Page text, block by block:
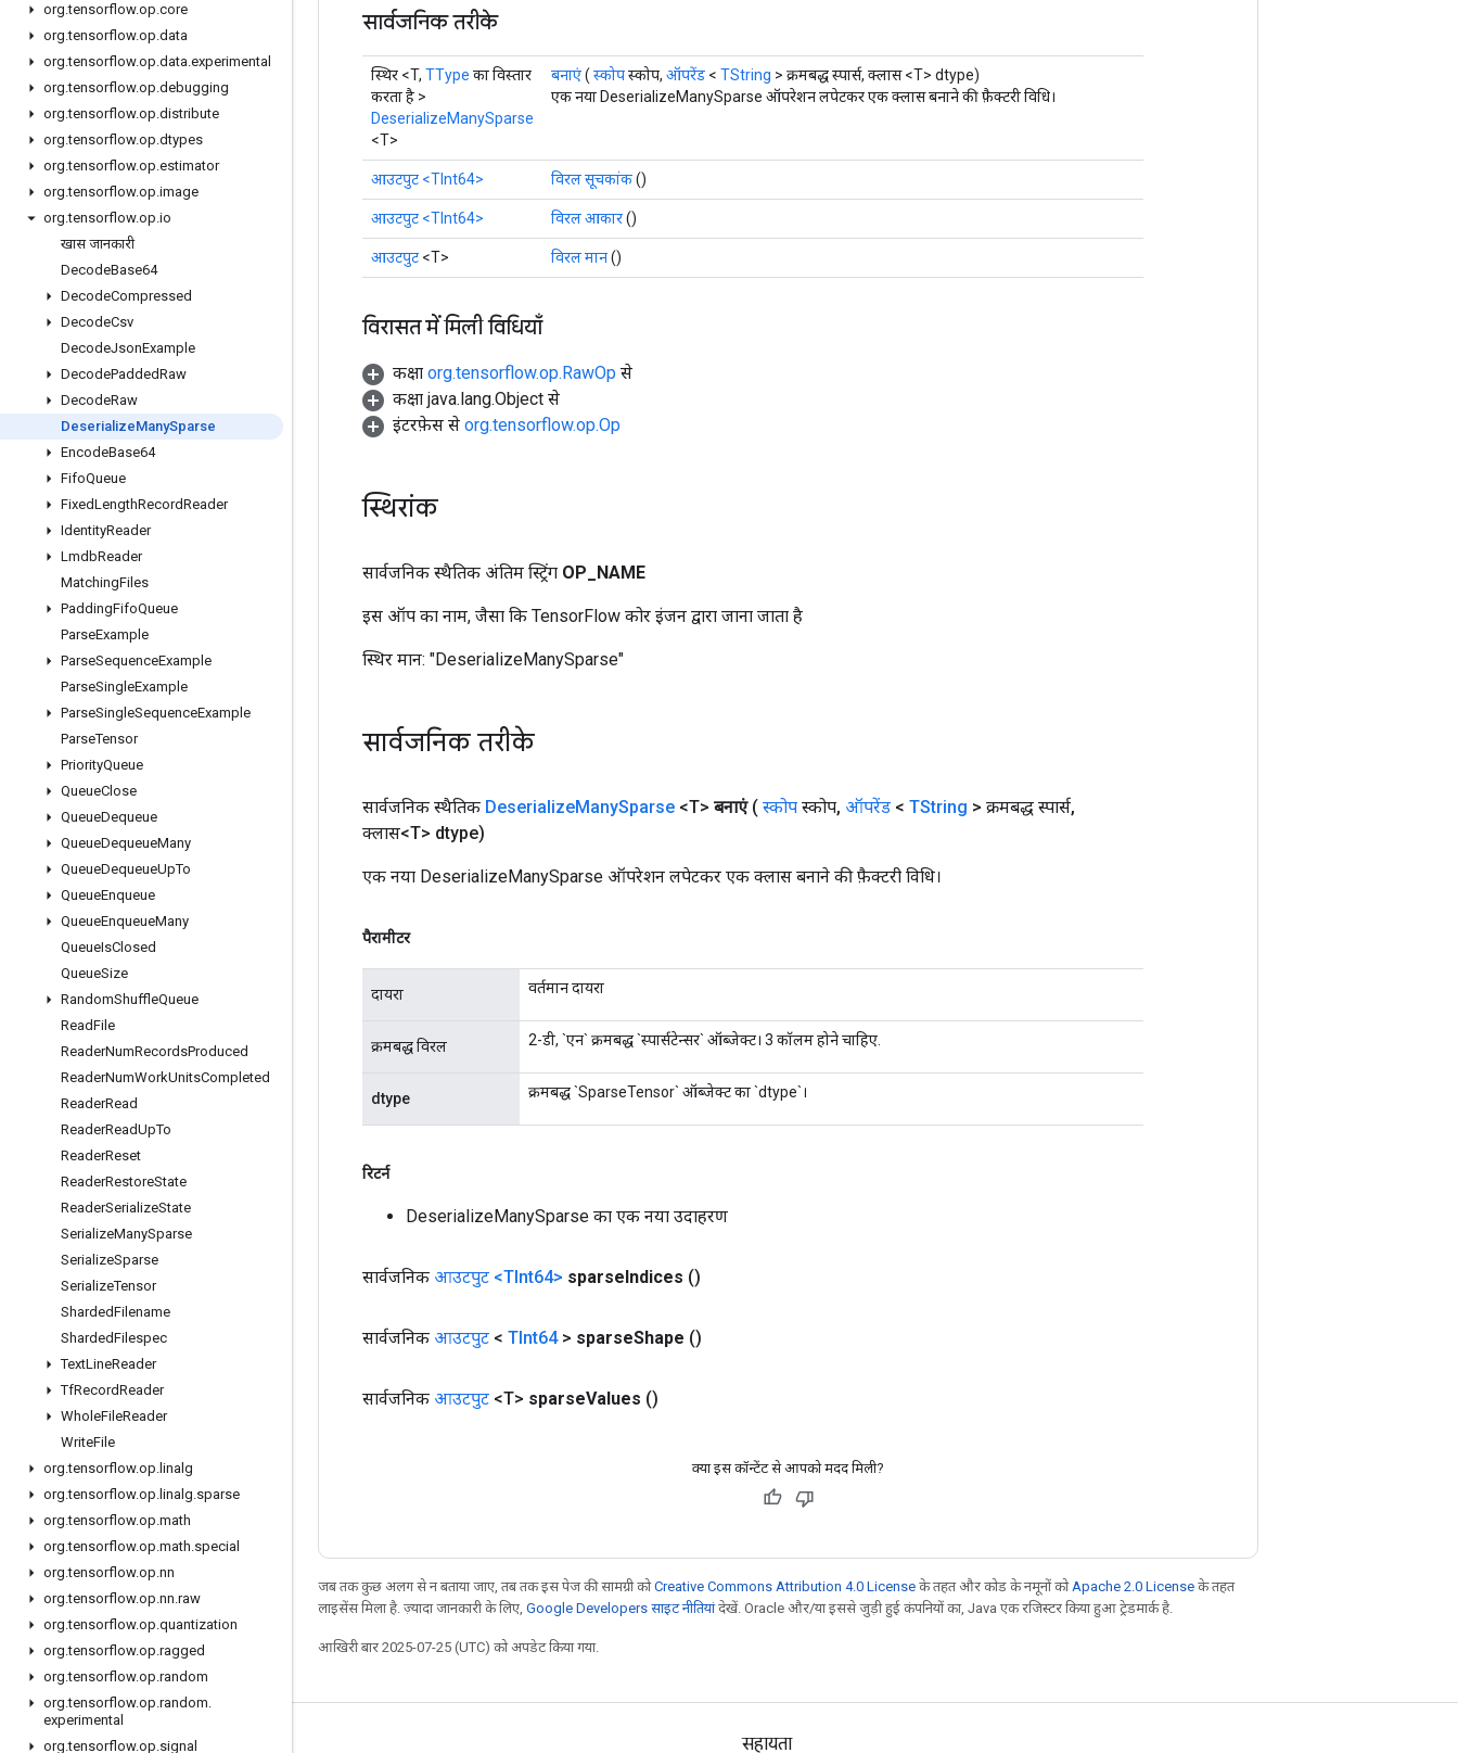
org.tensorflow.op.core
org.tensorflow.op.data
org.tensorflow.op.data.experimental
org.tensorflow.op.debugging
org.tensorflow.op.distribute
org.tensorflow.op.dtypes
org.tensorflow.op.estimator
org.tensorflow.op.image
org.tensorflow.op.io
खास जानकारी
DecodeBase64
DecodeCompressed
DecodeCsv
DecodeJsonExample
DecodePaddedRaw
DecodeRaw
DeserializeManySparse
EncodeBase64
FifoQueue
FixedLengthRecordReader
IdentityReader
LmdbReader
MatchingFiles
PaddingFifoQueue
ParseExample
ParseSequenceExample
ParseSingleExample
ParseSingleSequenceExample
ParseTensor
PriorityQueue
QueueClose
QueueDequeue
QueueDequeueMany
QueueDequeueUpTo
QueueEnqueue
QueueEnqueueMany
QueueIsClosed
QueueSize
RandomShuffleQueue
ReadFile
ReaderNumRecordsProduced
ReaderNumWorkUnitsCompleted
ReaderRead
ReaderReadUpTo
ReaderReset
ReaderRestoreState
ReaderSerializeState
SerializeManySparse
SerializeSparse
SerializeTensor
ShardedFilename
ShardedFilespec
TextLineReader
TfRecordReader
WholeFileReader
WriteFile
org.tensorflow.op. linalg
org.tensorflow.op. linalg.sparse
org.tensorflow.op.math
org.tensorflow.op.math.special
org.tensorflow.op.nn
org.tensorflow.op.nn.raw
org.tensorflow.op.quantization
org.tensorflow.op.ragged
org.tensorflow.op.random
org.tensorflow.op.random.
experimental
org.tensorflow.op.signal
सार्वजनिक तरीके
स्थिर <T, TType का विस्तार
करता है >
DeserializeManySparse
<T>
बनाएं( स्कोपस्कोप, ऑपरेंड < TString > क्रमबद्ध स्पार्स, क्लास <T> dtype)
एक नया DeserializeManySparse ऑपरेशन लपेटकर एक क्लास बनाने की फ़ैक्टरी विधि।
आउटपुट <TInt64> विरल सूचकांक()
आउटपुट <TInt64> विरल आकार()
आउटपुट <T> विरल मान()
विरासत में मिली विधियाँ
कक्षा org.tensorflow.op.RawOp से
कक्षा java.lang.Object से
इंटरफ़ेस से org.tensorflow.op.Op
स्थिरांक
सार्वजनिक स्थैतिक अंतिम स्ट्रिंग OP NAME
इस ऑप का नाम, जैसा कि TensorFlow कोर इंजन द्वारा जाना जाता है
स्थिर मान: "DeserializeManySparse"
सार्वजनिक तरीके
सार्वजनिक स्थैतिक DeserializeManySparse <T> बनाएं ( स्कोप स्कोप, ऑपरेंड < TString > क्रमबद्ध स्पार्स,
क्लास<T> dtype)
एक नया DeserializeManySparse ऑपरेशन लपेटकर एक क्लास बनाने की फ़ैक्टरी विधि।
पैरामीटर
दायरा वर्तमान दायरा
क्रमबद्ध विरल 2-डी, `एन` क्रमबद्ध `स्पार्सटेन्सर` ऑब्जेक्ट। 3 कॉलम होने चाहिए.
dtype क्रमबद्ध `SparseTensor` ऑब्जेक्ट का `dtype`।
रिटर्न
DeserializeManySparse का एक नया उदाहरण
सार्वजनिक आउटपुट <TInt64> sparseIndices ()
सार्वजनिक आउटपुट < TInt64> sparseShape ()
सार्वजनिक आउटपुट <T> sparseValues ​​()
क्या इस कॉन्टेंट से आपको मदद मिली?
जब तक कुछ अलग से न बताया जाए, तब तक इस पेज की सामग्री कोCreative Commons Attribution 4.0 License के तहत और कोड के नमूनों को Apache 2.0 License के तहत
लाइसेंस मिला है. ज़्यादा जानकारी के लिए, Google Developers साइट नीतियांदेखें. Oracle और/या इससे जुड़ी हुई कंपनियों का, Java एक रजिस्टर किया हुआ ट्रेडमार्क है.
आखिरी बार 2025-07-25 (UTC) को अपडेट किया गया.
जुड़े रहें सहायता